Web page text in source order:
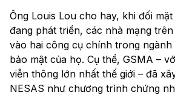
Ông Louis Lou cho hay, khi đối
đang phát triển, các nhà mạng
vào hai công cụ chính trong
bảo mật của họ. Cụ thể, GSMA –
viễn thông lớn nhất thế giới – đã
NESAS như chương trình chứng